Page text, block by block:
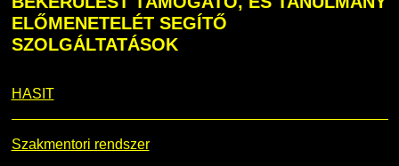
ELŐMENETELÉT SEGÍTŐ
SZOLGÁLTATÁSOK
HASIT
Szakmentori rendszer